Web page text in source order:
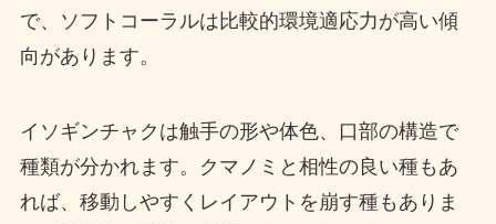
で、ソフトコーラルは比較的環境適応力が高い傾
向があります。
イソギンチャクは触手の形や体色、口部の構造で
種類が分かれます。クマノミと相性の良い種もあ
れば、移動しやすくレイアウトを崩す種もありま